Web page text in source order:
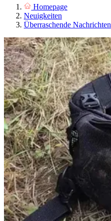
Homepage
Neuigkeiten
Überraschende Nachrichten